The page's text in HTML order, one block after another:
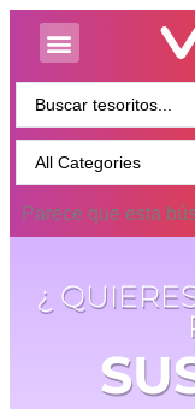
Parece que esta
¿